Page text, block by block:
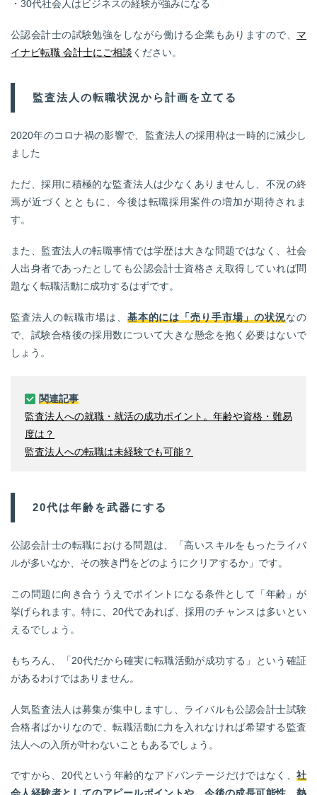
・30代社会人はビジネスの経験が強みになる
公認会計士の試験勉強をしながら働ける企業もありますので、 マ
イナビ転職 会計士にご相談 ください。
監査法人の転職状況から計画を立てる
2020年のコロナ禍の影響で、監査法人の採用枠は一時的に減少し
ました
ただ、採用に積極的な監査法人は少なくありませんし、不況の終
焉が近づくとともに、今後は転職採用案件の増加が期待されま
す。
また、監査法人の転職事情では学歴は大きな問題ではなく、社会
人出身者であったとしても公認会計士資格さえ取得していれば問
題なく転職活動に成功するはずです。
監査法人の転職市場は、 基本的には「売り手市場」の状況なの
で、試験合格後の採用数について大きな懸念を抱く必要はないで
しょう。
関連記事
監査法人への就職・就活の成功ポイント。年齢や資格・難易
度は？
監査法人への転職は未経験でも可能？
20代は年齢を武器にする
公認会計士の転職における問題は、「高いスキルをもったライバ
ルが多いなか、その狭き門をどのようにクリアするか」です。
この問題に向き合ううえでポイントになる条件として「年齢」が
挙げられます。特に、20代であれば、採用のチャンスは多いとい
えるでしょう。
もちろん、「20代だから確実に転職活動が成功する」という確証
があるわけではありません。
人気監査法人は募集が集中しますし、ライバルも公認会計士試験
合格者ばかりなので、転職活動に力を入れなければ希望する監査
法人への入所が叶わないこともあるでしょう。
ですから、20代という年齢的なアドバンテージだけではなく、 社